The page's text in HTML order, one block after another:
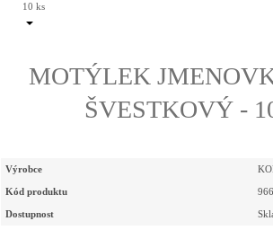
10 ks
MOTÝLEK
ŠVESTKOVÝ -
Výrobce
Kód produktu
Dostupnost